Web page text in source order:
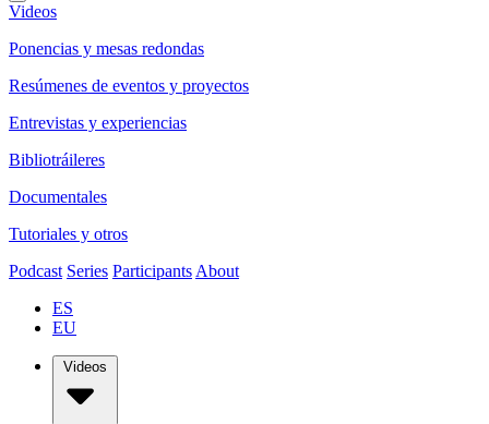
Videos
Ponencias y mesas redondas
Resúmenes de eventos y proyectos
Entrevistas y experiencias
Bibliotráileres
Documentales
Tutoriales y otros
Podcast Series Participants About
ES
EU
Videos